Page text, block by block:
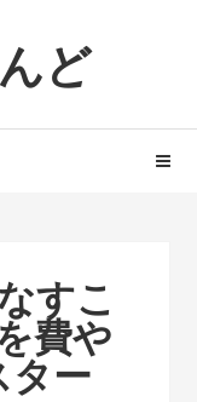
ど
すこ
費や
ター